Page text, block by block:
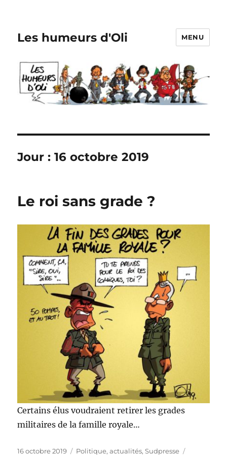
Les humeurs d'Oli MENU
Jour :16 octobre 2019
Le roi sans grade ?
Certains élus voudraient retirer les grades
militaires de la famille royale…
Publié
16 octobre 2019 Catégories
Politique, actualités,Sudpresse